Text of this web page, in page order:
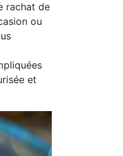
rachat de
ou
et